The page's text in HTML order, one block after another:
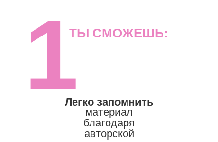
1ТЫ СМОЖЕШЬ:
Легко запомнить
материал
благодаря
авторской